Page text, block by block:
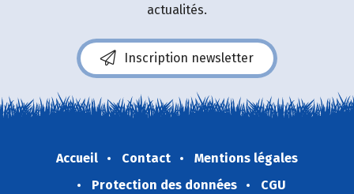
actualités.
Inscription newsletter
Accueil Contact
Mentions légales
Protection des données
CGU